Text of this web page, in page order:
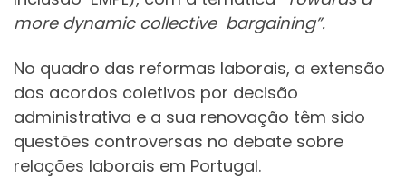
more dynamic collective bargaining”.
No quadro das reformas laborais, a extensão
dos acordos coletivos por decisão
administrativa e a sua renovação têm sido
questões controversas no debate sobre
relações laborais em Portugal.